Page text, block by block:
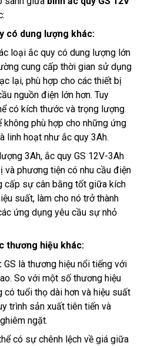
có dung lượng khác:
loại ắc quy có dung lượng lớn
cung cấp thời gian sử dụng
lại, phù hợp cho các thiết bị
nguồn điện lớn hơn. Tuy
có kích thước và trọng lượng
không phù hợp cho những ứng
linh hoạt như ắc quy 3Ah.
3Ah, ắc quy GS 12V-3Ah
và phương tiện có nhu cầu điện
cấp sự cân bằng tốt giữa kích
suất, làm cho nó trở thành
ứng dụng yêu cầu sự nhỏ
thương hiệu khác:
GS là thương hiệu nổi tiếng với
So với một số thương hiệu
có tuổi thọ dài hơn và hiệu suất
trình sản xuất tiên tiến và
ngặt.
có sự chênh lệch về giá giữa